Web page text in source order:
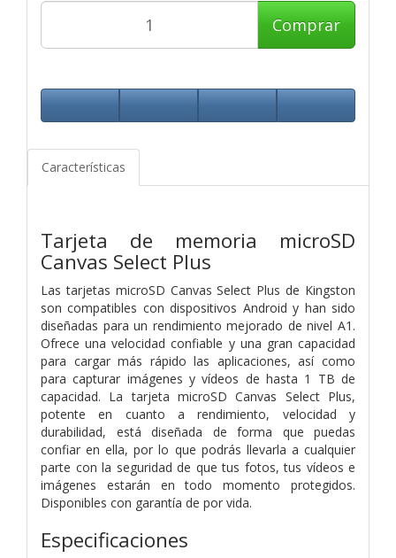
Comprar
Características
Tarjeta de memoria microSD
Canvas Select Plus
Las tarjetas microSD Canvas Select Plus de Kingston
son compatibles con dispositivos Android y han sido
diseñadas para un rendimiento mejorado de nivel A1.
Ofrece una velocidad confiable y una gran capacidad
para cargar más rápido las aplicaciones, así como
para capturar imágenes y vídeos de hasta 1 TB de
capacidad. La tarjeta microSD Canvas Select Plus,
potente en cuanto a rendimiento, velocidad y
durabilidad, está diseñada de forma que puedas
confiar en ella, por lo que podrás llevarla a cualquier
parte con la seguridad de que tus fotos, tus vídeos e
imágenes estarán en todo momento protegidos.
Disponibles con garantía de por vida.
Especificaciones